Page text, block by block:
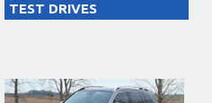
TEST DRIVES